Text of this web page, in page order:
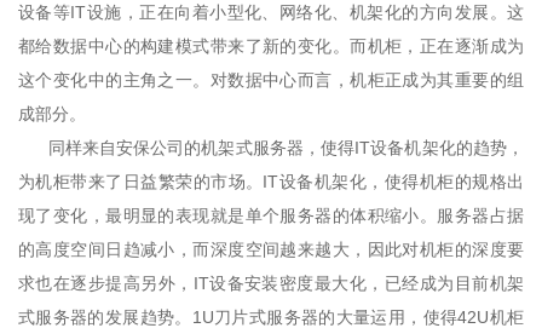
设备等IT设施，正在向着小型化、网络化、机架化的方向发展。这
都给数据中心的构建模式带来了新的变化。而机柜，正在逐渐成为
这个变化中的主角之一。对数据中心而言，机柜正成为其重要的组
成部分。
同样来自安保公司的机架式服务器，使得IT设备机架化的趋势，
为机柜带来了日益繁荣的市场。IT设备机架化，使得机柜的规格出
现了变化，最明显的表现就是单个服务器的体积缩小。服务器占据
的高度空间日趋减小，而深度空间越来越大，因此对机柜的深度要
求也在逐步提高另外，IT设备安装密度最大化，已经成为目前机架
式服务器的发展趋势。1U刀片式服务器的大量运用，使得42U机柜